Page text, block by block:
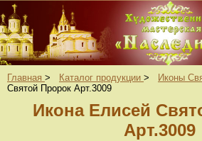
Главная > Каталог продукции > Иконы
Святой Пророк Арт.3009
Икона Елисей
Арт.3009